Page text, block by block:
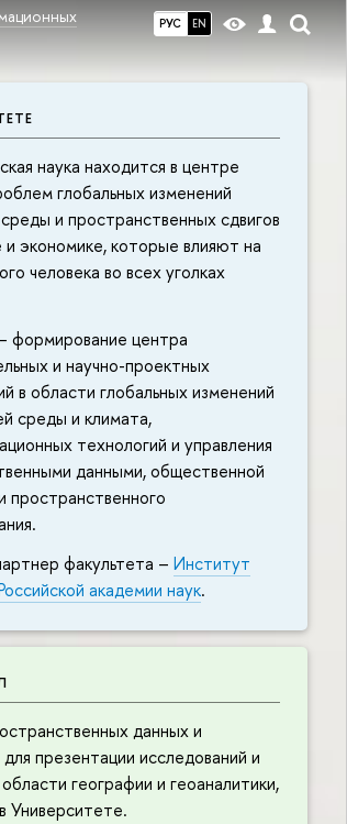
РУС EN
наука находится в центре
глобальных изменений
и пространственных сдвигов
экономике, которые влияют на
человека во всех уголках
формирование центра
и научно-проектных
в области глобальных изменений
среды и климата,
технологий и управления
данными, общественной
пространственного
факультета – Институт
академии наук.
данных и
презентации исследований и
географии и геоаналитики,
Университете.